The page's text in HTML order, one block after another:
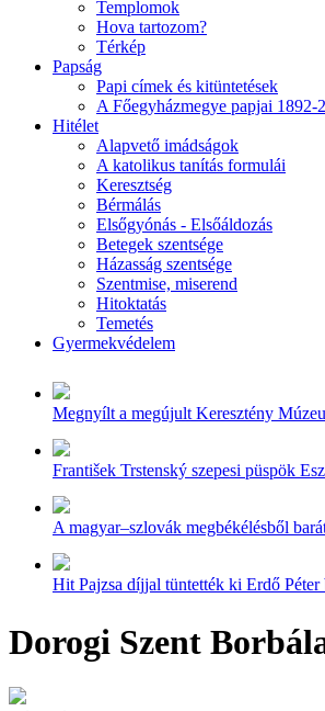
Templomok
Hova tartozom?
Térkép
Papság
Papi címek és kitüntetések
A Főegyházmegye papjai 1892-
Hitélet
Alapvető imádságok
A katolikus tanítás formulái
Keresztség
Bérmálás
Elsőgyónás - Elsőáldozás
Betegek szentsége
Házasság szentsége
Szentmise, miserend
Hitoktatás
Temetés
Gyermekvédelem
Megnyílt a megújult Keresztény
František Trstenský szepesi püspök
A magyar–szlovák megbékélésből
Hit Pajzsa díjjal tüntették ki Erdő Péter
Dorogi Szent